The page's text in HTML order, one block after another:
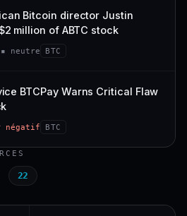
Bitcoin director Justin
million of ABTC stock
▪ neutre BTC
BTCPay Warns Critical Flaw
négatif BTC
22